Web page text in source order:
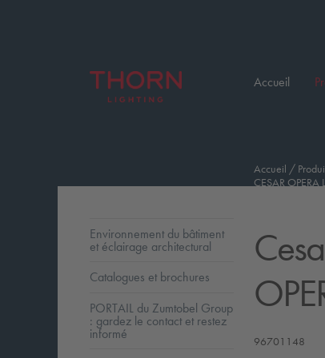
Accueil
Accueil /
CESAR
96701148
Environnement du bâtiment
et éclairage architectural
Catalogues et brochures
PORTAIL du Zumtobel Group
: gardez le contact et restez
informé